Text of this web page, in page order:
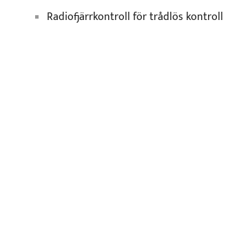
Radiofjärrkontroll för trådlös kontroll